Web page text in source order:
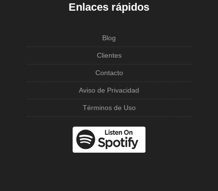
Enlaces rápidos
Blog
Clientes
Contacto
Aviso de Privacidad
Términos de Uso